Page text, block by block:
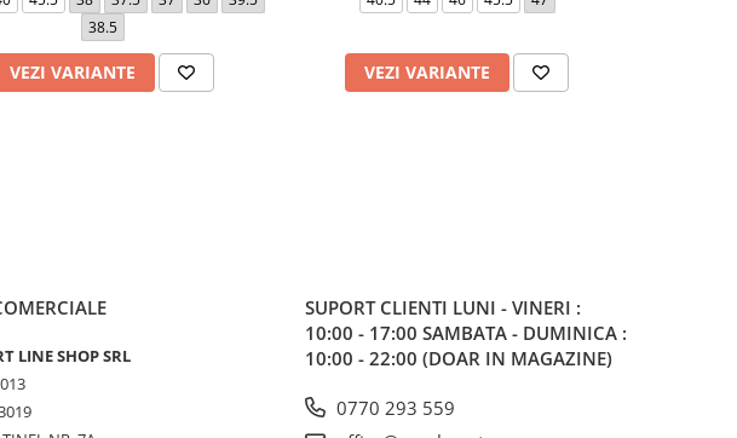
38.5
VEZI VARIANTE VEZI VARIANTE
LINE SHOP SRL
SUPORT CLIENTI LUNI - VINERI :
10:00 - 17:00 SAMBATA - DUMINICA :
10:00 - 22:00 (DOAR IN MAGAZINE)
0770 293 559